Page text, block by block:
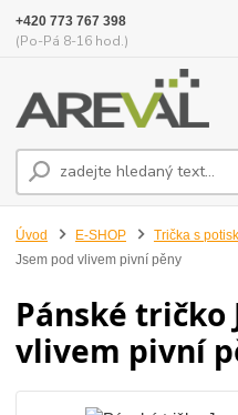
+420 773 767 398
(Po-Pá 8-16 hod.)
Úvod E-SHOP Trička s
Jsem pod vlivem pivní pěny
Pánské tričko
vlivem pivní